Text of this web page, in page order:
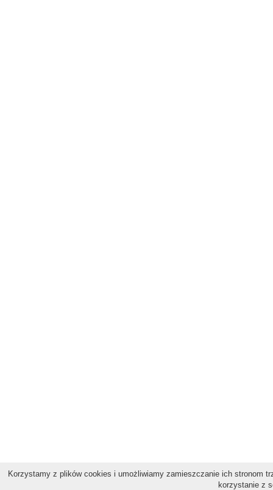
Korzystamy z plików cookies i umożliwiamy zamieszczanie ich stronom
korzystanie z